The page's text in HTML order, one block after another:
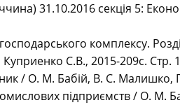
31.10.2016 секція 5:
комплексу.
С.В., 2015-209с. Стр.
/ О. М. Бабій, В. С.
підприємств / О. М.